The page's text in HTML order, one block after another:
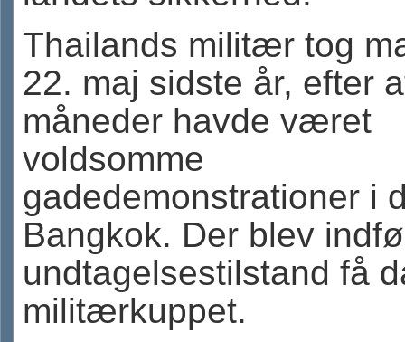
Thailands militær tog
22. maj sidste år, efter
måneder havde været
voldsomme
gadedemonstrationer i
Bangkok. Der blev
undtagelsestilstand få
militærkuppet.